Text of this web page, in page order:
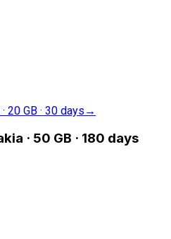
20 GB · 30 days →
· 50 GB · 180 days